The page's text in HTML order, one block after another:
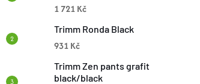
1 721 Kč
Trimm Ronda Black
931 Kč
Trimm Zen pants grafit
black/black